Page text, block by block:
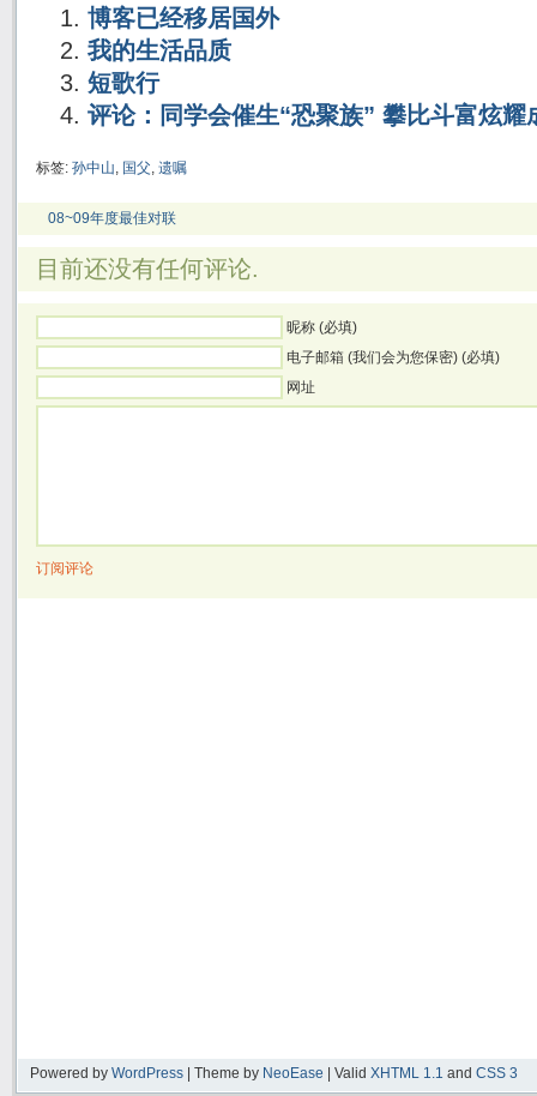
博客已经移居国外
我的生活品质
短歌行
评论：同学会催生“恐聚族” 攀比斗富炫耀
标签: 孙中山, 国父, 遗嘱
08~09年度最佳对联
目前还没有任何评论.
昵称 (必填)
电子邮箱 (我们会为您保密) (必填)
网址
订阅评论
Powered by WordPress | Theme by NeoEase | Valid XHTML 1.1 and CSS 3